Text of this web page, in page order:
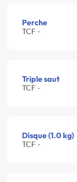
Perche
TCF -
Triple saut
TCF -
Disque (1.0 kg)
TCF -